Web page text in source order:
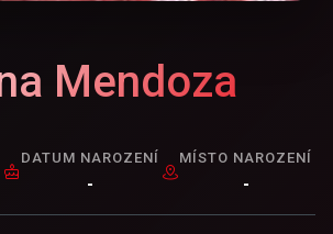
Mendoza
DATUM NAROZENÍ
-
MÍSTO NAROZENÍ
-